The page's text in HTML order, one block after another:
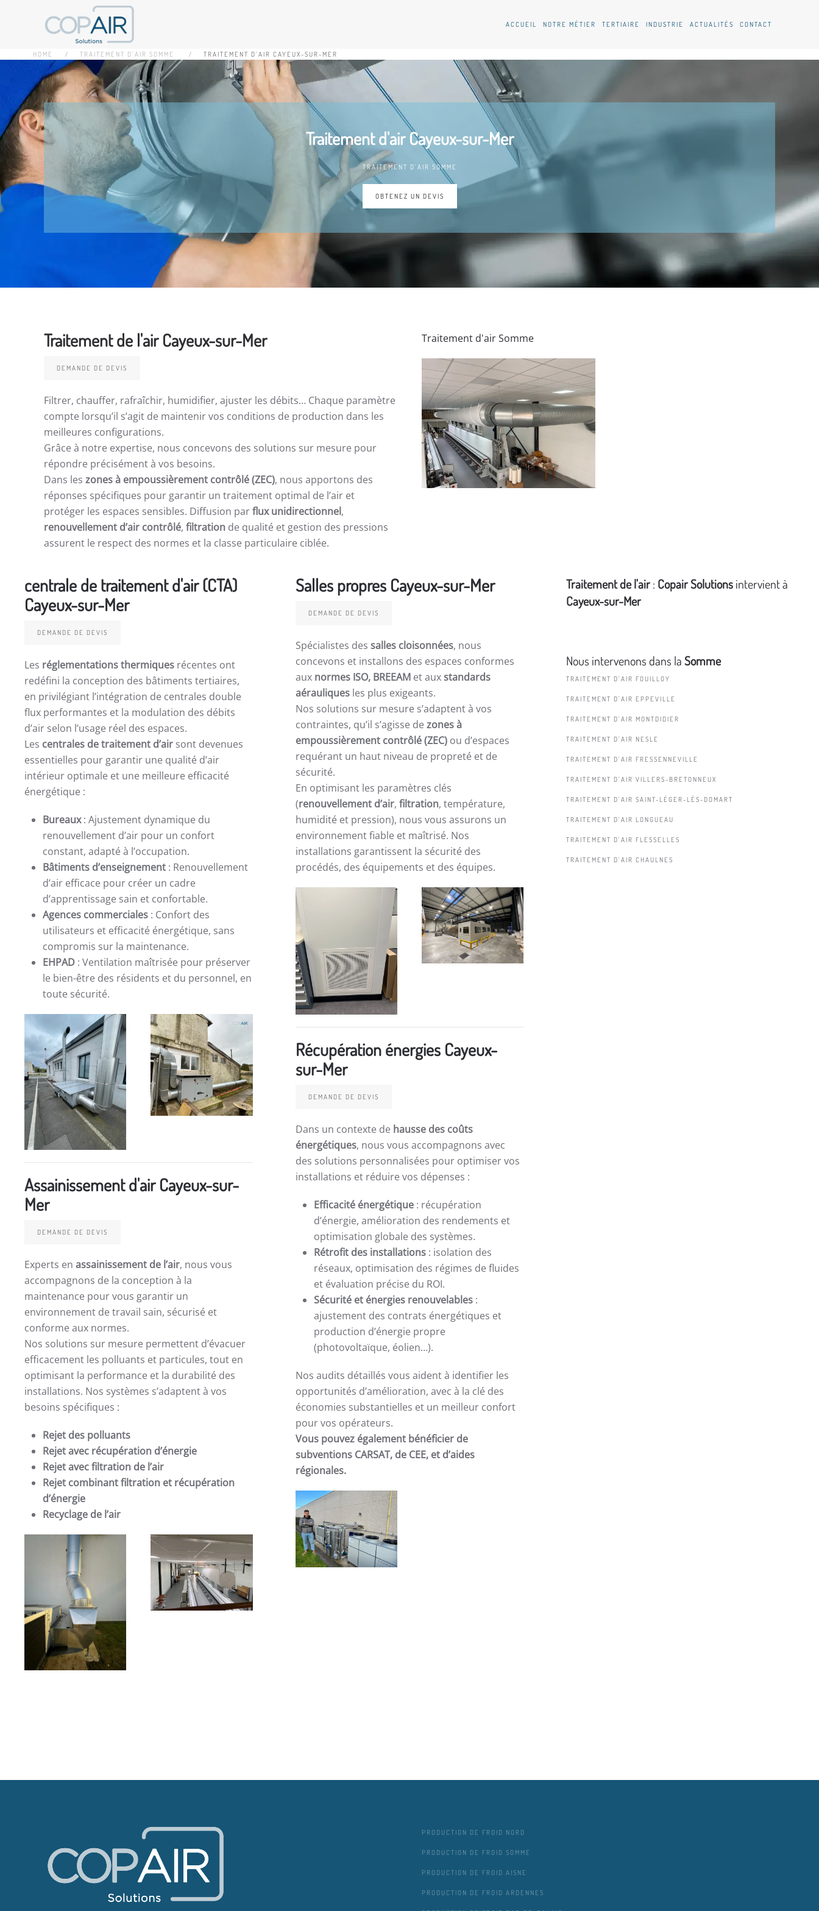
Accéder au contenu principal ACCUEIL NOTRE MÉTIER TERTIAIRE INDUSTRIE ACTUALITÉS CONTACT
HOME TRAITEMENT D'AIR SOMME TRAITEMENT D'AIR CAYEUX-SUR-MER
Traitement d'air Cayeux-sur-Mer
TRAITEMENT D'AIR SOMME
OBTENEZ UN DEVIS
Traitement de l'air Cayeux-sur-Mer
DEMANDE DE DEVIS
Filtrer, chauffer, rafraîchir, humidifier, ajuster les débits… Chaque paramètre
compte lorsqu’il s’agit de maintenir vos conditions de production dans les
meilleures configurations.
Grâce à notre expertise, nous concevons des solutions sur mesure pour
répondre précisément à vos besoins.
Dans les zones à empoussièrement contrôlé (ZEC), nous apportons des
réponses spécifiques pour garantir un traitement optimal de l’air et
protéger les espaces sensibles. Diffusion parflux unidirectionnel,
renouvellement d’air contrôlé, filtration de qualité et gestion des pressions
assurent le respect des normes et la classe particulaire ciblée.
Traitement d'air Somme
centrale de traitement d'air (CTA)
Cayeux-sur-Mer
DEMANDE DE DEVIS
Les réglementations thermiques récentes ont
redéfini la conception des bâtiments tertiaires,
en privilégiant l’intégration de centrales double
flux performantes et la modulation des débits
d’air selon l’usage réel des espaces.
Les centrales de traitement d’air sont devenues
essentielles pour garantir une qualité d’air
intérieur optimale et une meilleure efficacité
énergétique :
Bureaux: Ajustement dynamique du
renouvellement d’air pour un confort
constant, adapté à l’occupation.
Bâtiments d’enseignement : Renouvellement
d’air efficace pour créer un cadre
d’apprentissage sain et confortable.
Agences commerciales : Confort des
utilisateurs et efficacité énergétique, sans
compromis sur la maintenance.
EHPAD : Ventilation maîtrisée pour préserver
le bien-être des résidents et du personnel, en
toute sécurité.
Assainissement d'air Cayeux-sur-
Mer
DEMANDE DE DEVIS
Experts en assainissement de l’air, nous vous
accompagnons de la conception à la
maintenance pour vous garantir un
environnement de travail sain, sécurisé et
conforme aux normes.
Nos solutions sur mesure permettent d’évacuer
efficacement les polluants et particules, tout en
optimisant la performance et la durabilité des
installations. Nos systèmes s’adaptent à vos
besoins spécifiques :
Rejet des polluants
Rejet avec récupération d’énergie
Rejet avec filtration de l’air
Rejet combinant filtration et récupération
d’énergie
Recyclage de l’air
Salles propres Cayeux-sur-Mer
DEMANDE DE DEVIS
Spécialistes des salles cloisonnées, nous
concevons et installons des espaces conformes
aux normes ISO, BREEAMet auxstandards
aérauliquesles plus exigeants.
Nos solutions sur mesure s’adaptent à vos
contraintes, qu’il s’agisse de zones à
empoussièrement contrôlé (ZEC)ou d’espaces
requérant un haut niveau de propreté et de
sécurité.
En optimisant les paramètres clés
(renouvellement d’air, filtration, température,
humidité et pression), nous vous assurons un
environnement fiable et maîtrisé. Nos
installations garantissent la sécurité des
procédés, des équipements et des équipes.
Récupération énergies Cayeux-
sur-Mer
DEMANDE DE DEVIS
Dans un contexte de hausse des coûts
énergétiques, nous vous accompagnons avec
des solutions personnalisées pour optimiser vos
installations et réduire vos dépenses :
Efficacité énergétique: récupération
d’énergie, amélioration des rendements et
optimisation globale des systèmes.
Rétrofit des installations: isolation des
réseaux, optimisation des régimes de fluides
et évaluation précise du ROI.
Sécurité et énergies renouvelables:
ajustement des contrats énergétiques et
production d’énergie propre
(photovoltaïque, éolien…).
Nos audits détaillés vous aident à identifier les
opportunités d’amélioration, avec à la clé des
économies substantielles et un meilleur confort
pour vos opérateurs.
Vous pouvez également bénéficier de
subventions CARSAT, de CEE, et d’aides
régionales.
Traitement de l'air: Copair Solutionsintervient à
Cayeux-sur-Mer
Nous intervenons dans laSomme
TRAITEMENT D'AIR FOUILLOY
TRAITEMENT D'AIR EPPEVILLE
TRAITEMENT D'AIR MONTDIDIER
TRAITEMENT D'AIR NESLE
TRAITEMENT D'AIR FRESSENNEVILLE
TRAITEMENT D'AIR VILLERS-BRETONNEUX
TRAITEMENT D'AIR SAINT-LÉGER-LÈS-DOMART
TRAITEMENT D'AIR LONGUEAU
TRAITEMENT D'AIR FLESSELLES
TRAITEMENT D'AIR CHAULNES
PRODUCTION DE FROID NORD
PRODUCTION DE FROID SOMME
PRODUCTION DE FROID AISNE
PRODUCTION DE FROID ARDENNES